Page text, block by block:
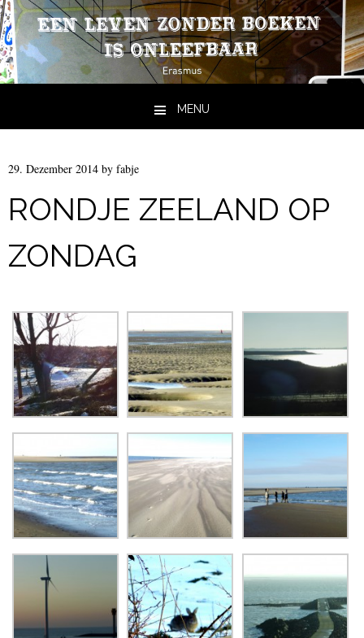
MENU
29. Dezember 2014 by fabje
RONDJE ZEELAND OP
ZONDAG